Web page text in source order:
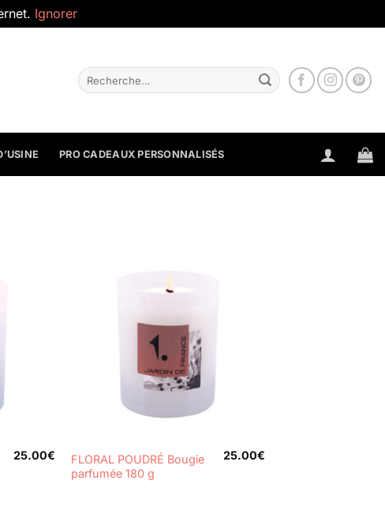
Ignorer
Recherche
pour :
PRO CADEAUX PERSONNALISÉS
25.00€
FLORAL POUDRÉ Bougie
parfumée 180 g
25.00€